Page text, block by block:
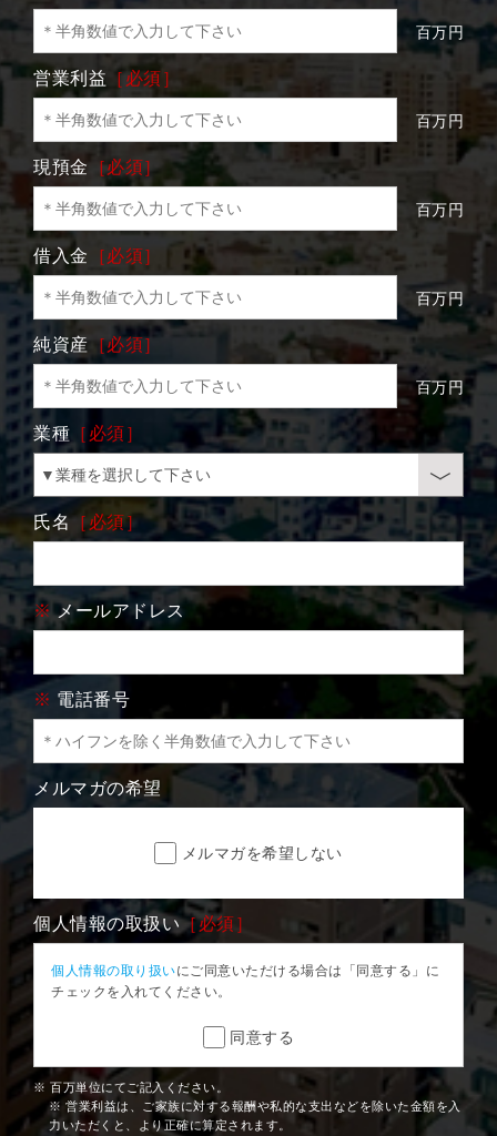
百万円
営業利益 ［必須］
百万円
現預金［必須］
百万円
借入金 ［必須］
百万円
純資産 ［必須］
百万円
業種 ［必須］
氏名［必須］
※ メールアドレス
※ 電話番号
メルマガの希望
メルマガを希望しない
個人情報の取扱い［必須］
個人情報の取り扱いにご同意いただける場合は「同意する」に
チェックを入れてください。
同意する
※ 百万単位にてご記入ください。
※ 営業利益は、ご家族に対する報酬や私的な支出などを除いた金額を入
力いただくと、より正確に算定されます。